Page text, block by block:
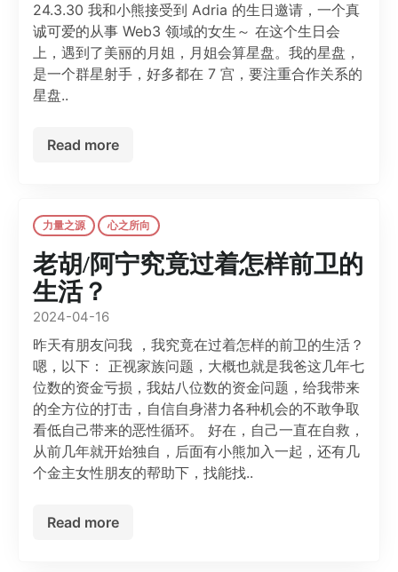
24.3.30 我和小熊接受到 Adria 的生日邀请，一个真
诚可爱的从事 Web3 领域的女生～ 在这个生日会
上，遇到了美丽的月姐，月姐会算星盘。我的星盘，
是一个群星射手，好多都在 7 宫，要注重合作关系的
星盘..
Read more
力量之源 心之所向
老胡/阿宁究竟过着怎样前卫的
生活？
2024-04-16
昨天有朋友问我 ，我究竟在过着怎样的前卫的生活？
嗯，以下： 正视家族问题，大概也就是我爸这几年七
位数的资金亏损，我姑八位数的资金问题，给我带来
的全方位的打击，自信自身潜力各种机会的不敢争取
看低自己带来的恶性循环。 好在，自己一直在自救，
从前几年就开始独自，后面有小熊加入一起，还有几
个金主女性朋友的帮助下，找能找..
Read more